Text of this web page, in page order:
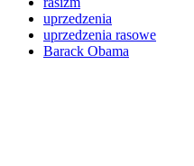
uprzedzenia
uprzedzenia rasowe
Barack Obama